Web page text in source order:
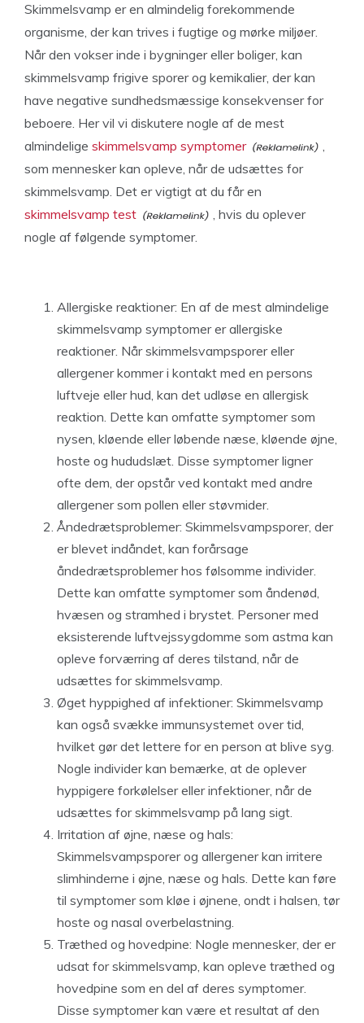
Skimmelsvamp er en almindelig forekommende
organisme, der kan trives i fugtige og mørke miljøer.
Når den vokser inde i bygninger eller boliger, kan
skimmelsvamp frigive sporer og kemikalier, der kan
have negative sundhedsmæssige konsekvenser for
beboere. Her vil vi diskutere nogle af de mest
almindelige skimmelsvamp symptomer
,
som mennesker kan opleve, når de udsættes for
skimmelsvamp. Det er vigtigt at du får en
skimmelsvamp test
, hvis du oplever
nogle af følgende symptomer.
Allergiske reaktioner: En af de mest almindelige
skimmelsvamp symptomer er allergiske
reaktioner. Når skimmelsvampsporer eller
allergener kommer i kontakt med en persons
luftveje eller hud, kan det udløse en allergisk
reaktion. Dette kan omfatte symptomer som
nysen, kløende eller løbende næse, kløende øjne,
hoste og hududslæt. Disse symptomer ligner
ofte dem, der opstår ved kontakt med andre
allergener som pollen eller støvmider.
Åndedrætsproblemer: Skimmelsvampsporer, der
er blevet indåndet, kan forårsage
åndedrætsproblemer hos følsomme individer.
Dette kan omfatte symptomer som åndenød,
hvæsen og stramhed i brystet. Personer med
eksisterende luftvejssygdomme som astma kan
opleve forværring af deres tilstand, når de
udsættes for skimmelsvamp.
Øget hyppighed af infektioner: Skimmelsvamp
kan også svække immunsystemet over tid,
hvilket gør det lettere for en person at blive syg.
Nogle individer kan bemærke, at de oplever
hyppigere forkølelser eller infektioner, når de
udsættes for skimmelsvamp på lang sigt.
Irritation af øjne, næse og hals:
Skimmelsvampsporer og allergener kan irritere
slimhinderne i øjne, næse og hals. Dette kan føre
til symptomer som kløe i øjnene, ondt i halsen, tør
hoste og nasal overbelastning.
Træthed og hovedpine: Nogle mennesker, der er
udsat for skimmelsvamp, kan opleve træthed og
hovedpine som en del af deres symptomer.
Disse symptomer kan være et resultat af den